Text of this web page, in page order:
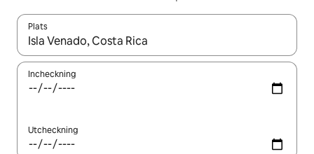
Plats
När resultaten är tillgängliga kan du navigera med upp- och
Incheckning
Utcheckning